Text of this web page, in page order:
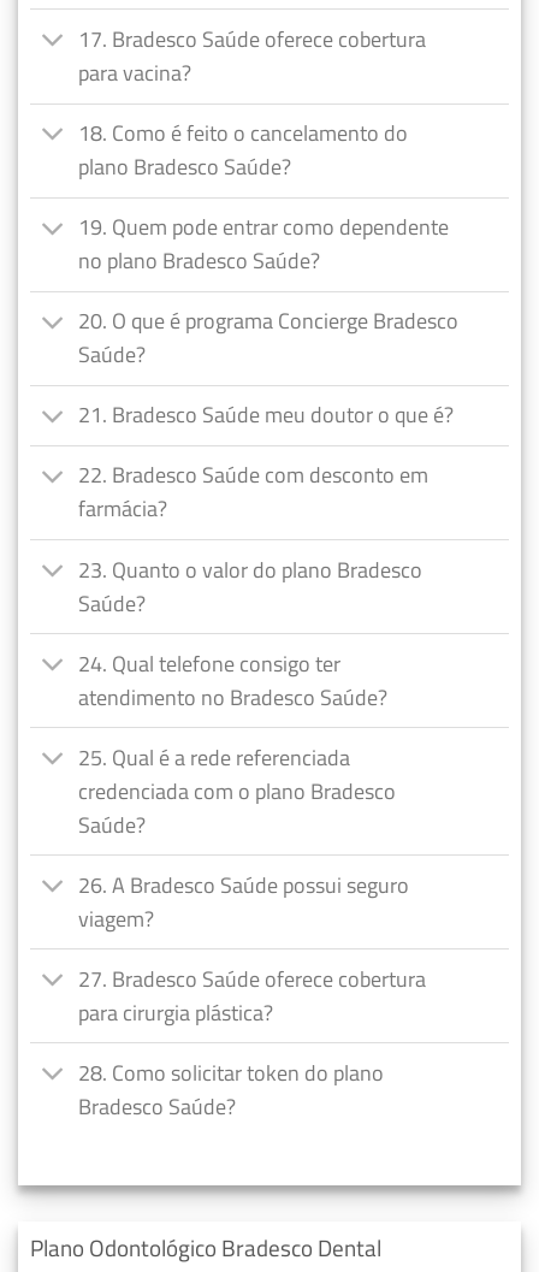
17. Bradesco Saúde oferece cobertura
para vacina?
18. Como é feito o cancelamento do
plano Bradesco Saúde?
19. Quem pode entrar como dependente
no plano Bradesco Saúde?
20. O que é programa Concierge Bradesco
Saúde?
21. Bradesco Saúde meu doutor o que é?
22. Bradesco Saúde com desconto em
farmácia?
23. Quanto o valor do plano Bradesco
Saúde?
24. Qual telefone consigo ter
atendimento no Bradesco Saúde?
25. Qual é a rede referenciada
credenciada com o plano Bradesco
Saúde?
26. A Bradesco Saúde possui seguro
viagem?
27. Bradesco Saúde oferece cobertura
para cirurgia plástica?
28. Como solicitar token do plano
Bradesco Saúde?
Plano Odontológico Bradesco Dental